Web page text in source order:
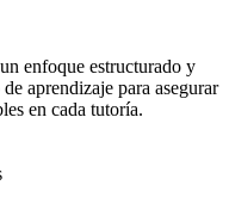
enfoque estructurado y
aprendizaje para asegurar
en cada tutoría.